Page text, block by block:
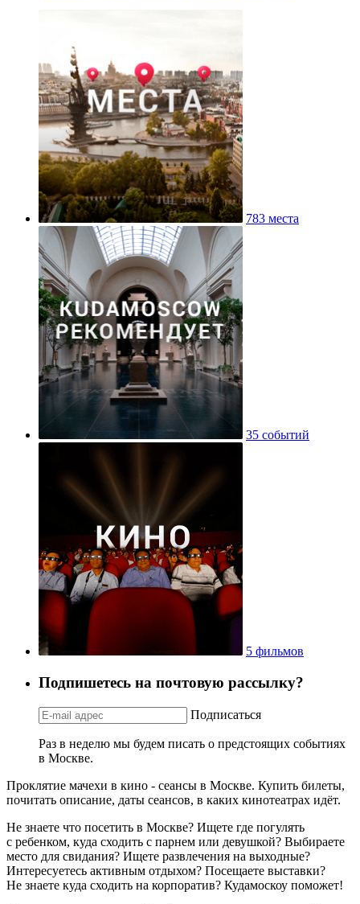
783 места
35 событий
5 фильмов
Подпишетесь на почтовую рассылку?
Подписаться
Раз в неделю мы будем писать о предстоящих событиях
в Москве.
Проклятие мачехи в кино - сеансы в Москве. Купить билеты,
почитать описание, даты сеансов, в каких кинотеатрах идёт.
Не знаете что посетить в Москве? Ищете где погулять
с ребенком, куда сходить с парнем или девушкой? Выбираете
место для свидания? Ищете развлечения на выходные?
Интересуетесь активным отдыхом? Посещаете выставки?
Не знаете куда сходить на корпоратив? Кудамоскоу поможет!